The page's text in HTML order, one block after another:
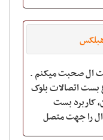
به بست ال صحبت میکنم .
انواع بست اتصالات بلوک
کاربرد بست
ال را جهت متصل